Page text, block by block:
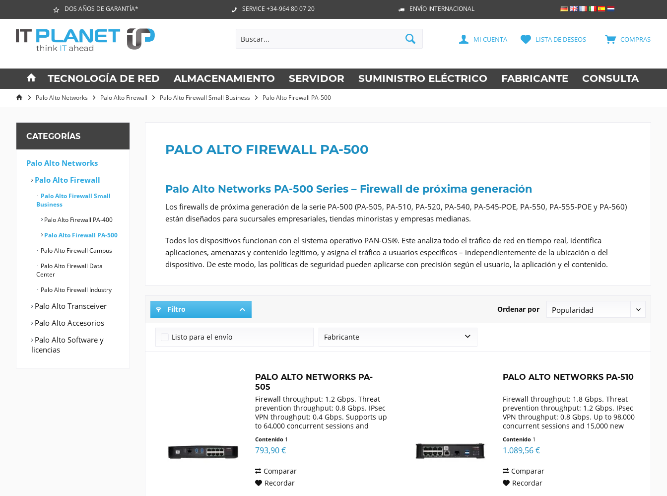
DOS AÑOS DE GARANTÍA* SERVICE +34-964 80 07 20 ENVÍO INTERNACIONAL
COMPRAS
LISTA DE DESEOS
MI CUENTA
TECNOLOGÍA DE RED ALMACENAMIENTO SERVIDOR SUMINISTRO ELÉCTRICO FABRICANTE CONSULTA
Palo Alto Networks Palo Alto Firewall Palo Alto Firewall Small Business Palo Alto Firewall PA-500
CATEGORÍAS
Palo Alto Networks
Palo Alto Firewall
Palo Alto Firewall Small
Business
Palo Alto Firewall PA-400
Palo Alto Firewall PA-500
Palo Alto Firewall Campus
Palo Alto Firewall Data
Center
Palo Alto Firewall Industry
Palo Alto Transceiver
Palo Alto Accesorios
Palo Alto Software y
licencias
PALO ALTO FIREWALL PA-500
Palo Alto Networks PA-500 Series – Firewall de próxima generación
Los firewalls de próxima generación de la serie PA-500 (PA-505, PA-510, PA-520, PA-540, PA-545-POE, PA-550, PA-555-POE y PA-560)
están diseñados para sucursales empresariales, tiendas minoristas y empresas medianas.
Todos los dispositivos funcionan con el sistema operativo PAN-OS®. Este analiza todo el tráfico de red en tiempo real, identifica
aplicaciones, amenazas y contenido legítimo, y asigna el tráfico a usuarios específicos – independientemente de la ubicación o del
dispositivo. De este modo, las políticas de seguridad pueden aplicarse con precisión según el usuario, la aplicación y el contenido.
Filtro Ordenar por
Listo para el envío Fabricante
PALO ALTO NETWORKS PA-
505
Firewall throughput: 1.2 Gbps. Threat
prevention throughput: 0.8 Gbps. IPsec
VPN throughput: 0.4 Gbps. Supports up
to 64,000 concurrent sessions and
Contenido 1
793,90 €
Comparar
Recordar
PALO ALTO NETWORKS PA-510
Firewall throughput: 1.8 Gbps. Threat
prevention throughput: 1.2 Gbps. IPsec
VPN throughput: 0.8 Gbps. Up to 98,000
concurrent sessions and 15,000 new
Contenido 1
1.089,56 €
Comparar
Recordar